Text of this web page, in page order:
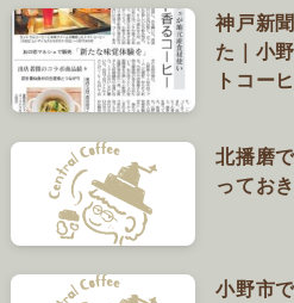
神戸新
た｜小
トコー
北播磨
ってお
小野市